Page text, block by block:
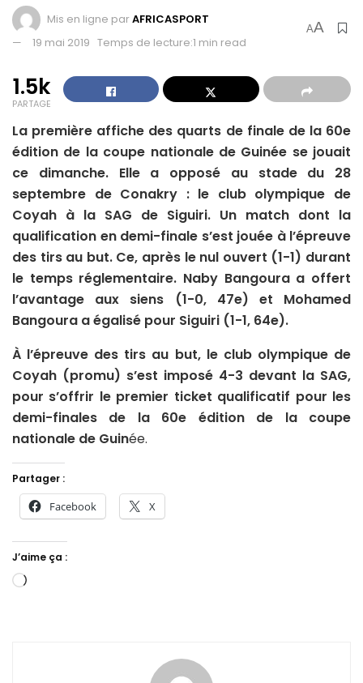
Mis en ligne parAFRICASPORT
19 mai 2019 Temps de lecture:1 min read
AA
1.5k
PARTAGE
La première affiche des quarts de finale de la 60e
édition de la coupe nationale de Guinée se jouait
ce dimanche. Elle a opposé au stade du 28
septembre de Conakry : le club olympique de
Coyah à la SAG de Siguiri. Un match dont la
qualification en demi-finale s’est jouée à l’épreuve
des tirs au but. Ce, après le nul ouvert (1-1) durant
le temps réglementaire. Naby Bangoura a offert
l’avantage aux siens (1-0, 47e) et Mohamed
Bangoura a égalisé pour Siguiri (1-1, 64e).
À l’épreuve des tirs au but, le club olympique de
Coyah (promu) s’est imposé 4-3 devant la SAG,
pour s’offrir le premier ticket qualificatif pour les
demi-finales de la 60e édition de la coupe
nationale de Guinée.
Partager :
Facebook X
J’aime ça :
Chargement…